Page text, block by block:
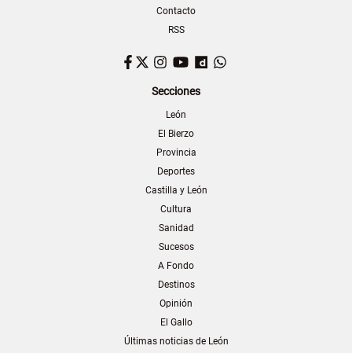
Contacto
RSS
Facebook
TwitterInstagram
YouTubeDailymotion
Secciones
León
El Bierzo
Provincia
Deportes
Castilla y León
Cultura
Sanidad
Sucesos
A Fondo
Destinos
Opinión
El Gallo
Últimas noticias de León